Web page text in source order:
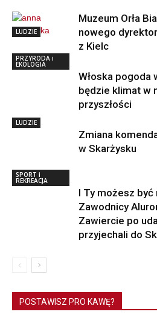
LUDZIE
Muzeum Orła
nowego
z Kielc
PRZYRODA i
EKOLOGIA
Włoska pogoda
będzie klimat w
przyszłości
LUDZIE
Zmiana
w Skarżysku
SPORT i
REKREACJA
I Ty możesz
Zawodnicy
Zawiercie po
przyjechali do
POSTAWISZ PRO KAWĘ?